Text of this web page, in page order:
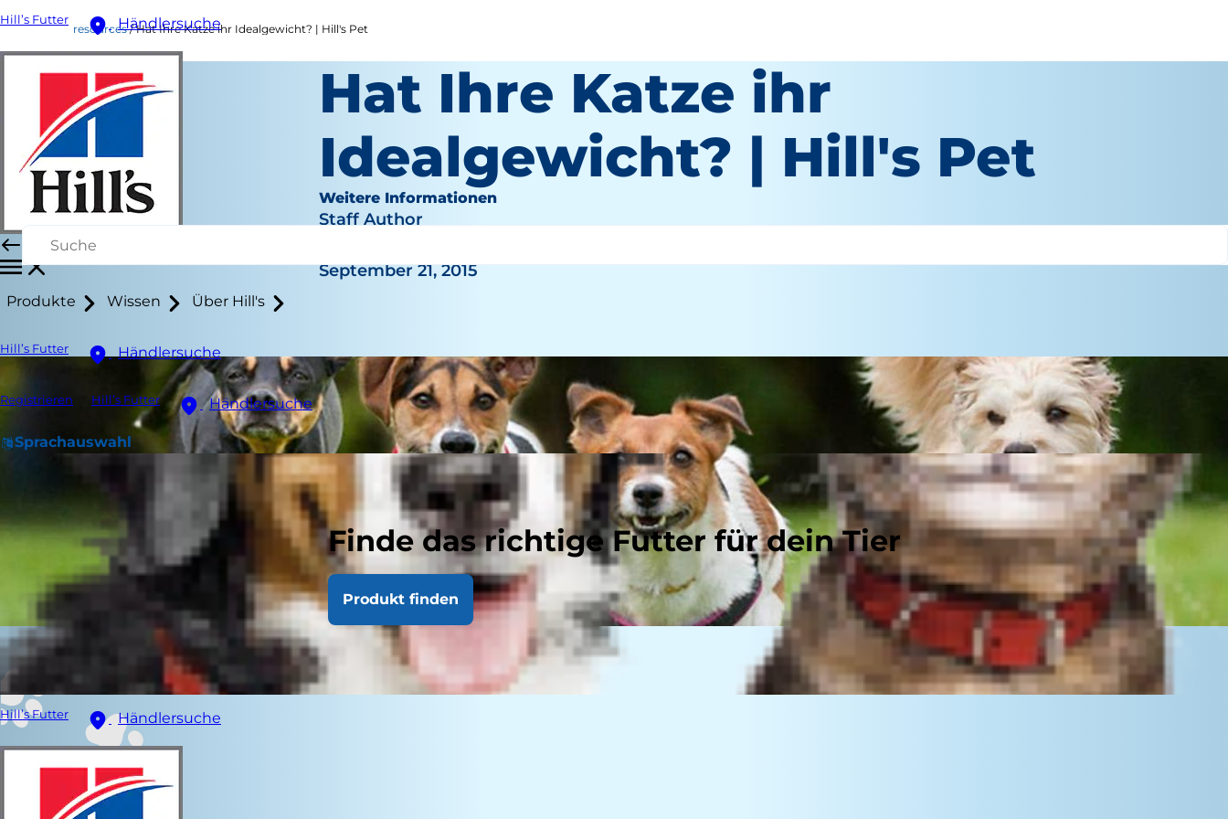
Hill’s Futter Händlersuche
Produkte Wissen Über Hill's
Hill’s Futter Händlersuche
Registrieren Hill’s Futter Händlersuche
Sprachauswahl
Finde das richtige Futter für dein Tier
Produkt finden
Hill’s Futter Händlersuche
resources Hat Ihre Katze ihr Idealgewicht? | Hill's Pet
Hat Ihre Katze ihr
Idealgewicht? | Hill's Pet
Weitere Informationen
Staff Author
September 21, 2015